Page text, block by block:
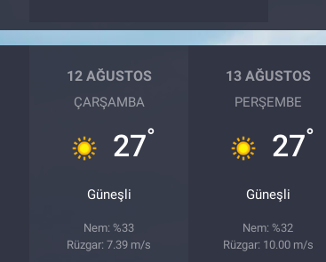
12 AĞUSTOS
ÇARŞAMBA
27°
Güneşli
Nem: %33
Rüzgar: 7.39 m/s
13 AĞUSTOS
PERŞEMBE
27°
Güneşli
Nem: %32
Rüzgar: 10.00 m/s